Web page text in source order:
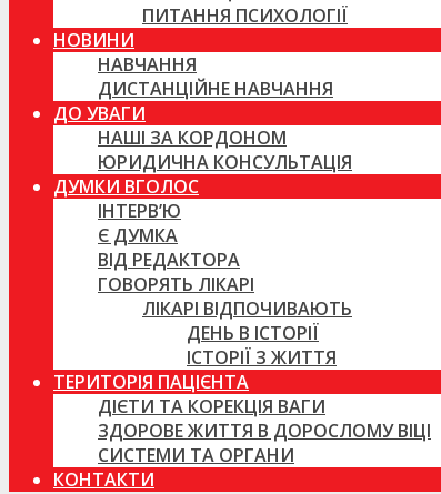
ПИТАННЯ ПСИХОЛОГІЇ
НОВИНИ
НАВЧАННЯ
ДИСТАНЦІЙНЕ НАВЧАННЯ
ДО УВАГИ
НАШІ ЗА КОРДОНОМ
ЮРИДИЧНА КОНСУЛЬТАЦІЯ
ДУМКИ ВГОЛОС
ІНТЕРВ’Ю
Є ДУМКА
ВІД РЕДАКТОРА
ГОВОРЯТЬ ЛІКАРІ
ЛІКАРІ ВІДПОЧИВАЮТЬ
ДЕНЬ В ІСТОРІЇ
ІСТОРІЇ З ЖИТТЯ
ТЕРИТОРІЯ ПАЦІЄНТА
ДІЄТИ ТА КОРЕКЦІЯ ВАГИ
ЗДОРОВЕ ЖИТТЯ В ДОРОСЛОМУ ВІЦІ
СИСТЕМИ ТА ОРГАНИ
КОНТАКТИ